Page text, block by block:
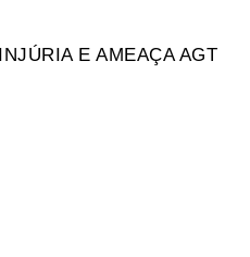
E AMEAÇA AGT